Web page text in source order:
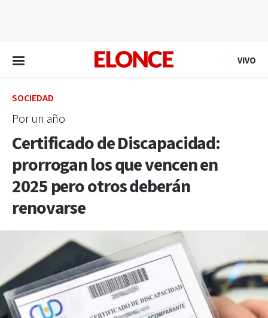
VIVO
SOCIEDAD
Por un año
Certificado de Discapacidad:
prorrogan los que vencen en
2025 pero otros deberán
renovarse